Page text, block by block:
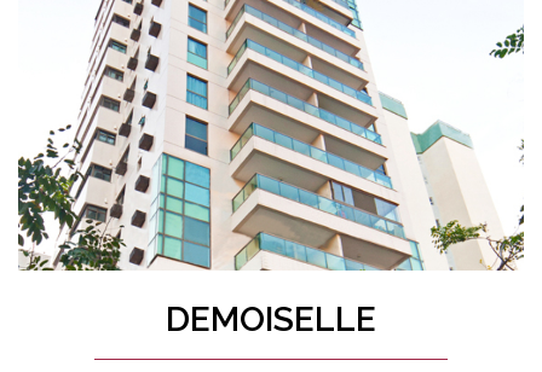
DEMOISELLE